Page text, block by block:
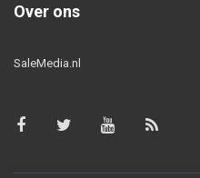
Over ons
SaleMedia.nl